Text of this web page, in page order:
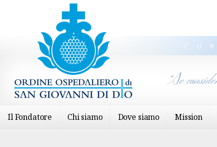
Il Fondatore Chi siamo Dove siamo Mission
“Se